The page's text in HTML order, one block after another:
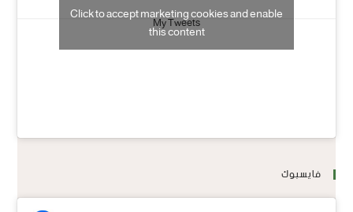
My Tweets
Click to accept marketing cookies and enable
this content
فايسبوك